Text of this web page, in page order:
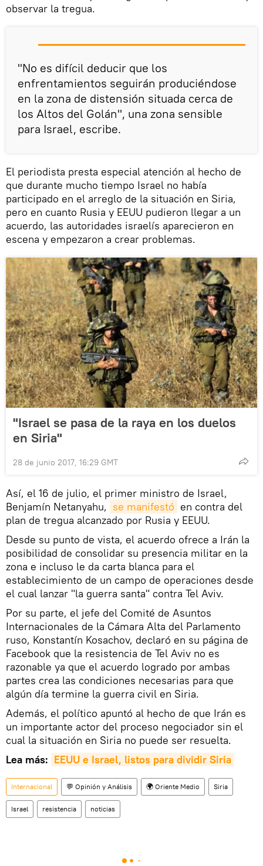
observar la tregua.
"No es difícil deducir que los
enfrentamientos seguirán produciéndose
en la zona de distensión situada cerca de
los Altos del Golán", una zona sensible
para Israel, escribe.
El periodista presta especial atención al hecho de
que durante mucho tiempo Israel no había
participado en el arreglo de la situación en Siria,
pero en cuanto Rusia y EEUU pudieron llegar a un
acuerdo, las autoridades israelís aparecieron en
escena y empezaron a crear problemas.
"Israel se pasa de la raya en los duelos
en Siria"
28 de junio 2017, 16:29 GMT
Así, el 16 de julio, el primer ministro de Israel,
Benjamín Netanyahu, se manifestó en contra del
plan de tregua alcanzado por Rusia y EEUU.
Desde su punto de vista, el acuerdo ofrece a Irán la
posibilidad de consolidar su presencia militar en la
zona e incluso le da carta blanca para el
establecimiento de un campo de operaciones desde
el cual lanzar "la guerra santa" contra Tel Aviv.
Por su parte, el jefe del Comité de Asuntos
Internacionales de la Cámara Alta del Parlamento
ruso, Konstantín Kosachov, declaró en su página de
Facebook que la resistencia de Tel Aviv no es
razonable ya que el acuerdo logrado por ambas
partes crea las condiciones necesarias para que
algún día termine la guerra civil en Siria.
Además, el político apuntó al hecho de que Irán es
un importante actor del proceso negociador sin el
cual la situación en Siria no puede ser resuelta.
Lea más: EEUU e Israel, listos para dividir Siria
Internacional 💬 Opinión y Análisis 🌍 Oriente Medio Siria
Israel resistencia noticias